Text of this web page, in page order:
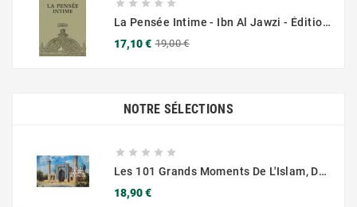
    
La Pensée Intime - Ibn Al Jawzi - Éditions Chama (Al Azhar)
17,10 € 19,00 €
NOTRE SÉLECTIONS
    
Les 101 Grands Moments De L'Islam, De Renaud K. Editions SARRAZINS
18,90 €Prix